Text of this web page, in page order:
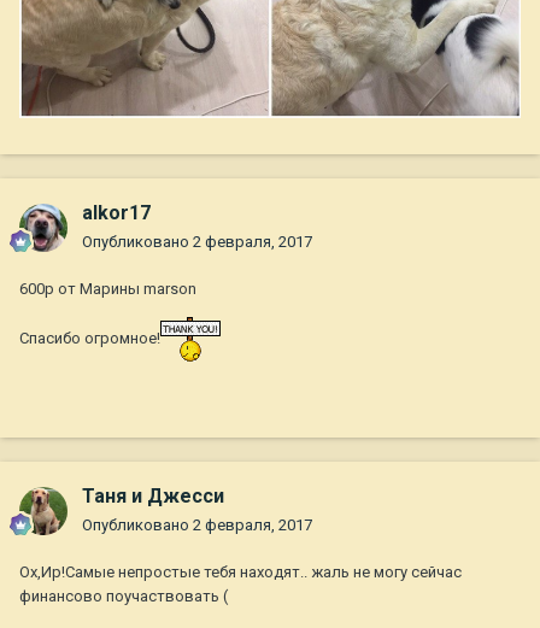
alkor17
Опубликовано 2 февраля, 2017
600р от Марины marson
Спасибо огромное!
Таня и Джесси
Опубликовано 2 февраля, 2017
Ох,Ир!Самые непростые тебя находят.. жаль не могу сейчас
финансово поучаствовать (